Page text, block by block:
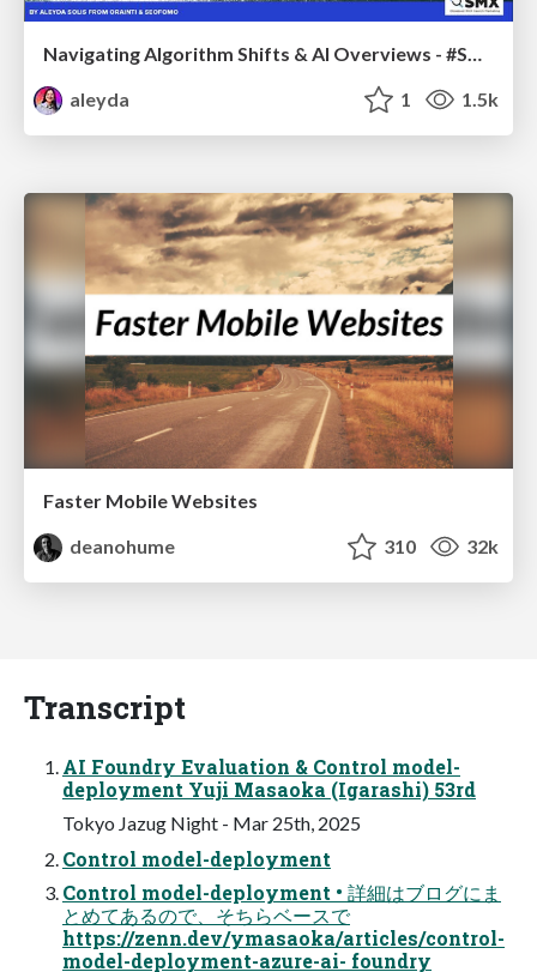
Navigating Algorithm Shifts & AI Overviews - #SMXNext
aleyda
1 1.5k
Faster Mobile Websites
deanohume
310 32k
Transcript
AI Foundry Evaluation & Control model-
deployment Yuji Masaoka (Igarashi) 53rd
Tokyo Jazug Night - Mar 25th, 2025
Control model-deployment
Control model-deployment • 詳細はブログにま
とめてあるので、そちらベースで
https://zenn.dev/ymasaoka/articles/control-
model-deployment-azure-ai- foundry